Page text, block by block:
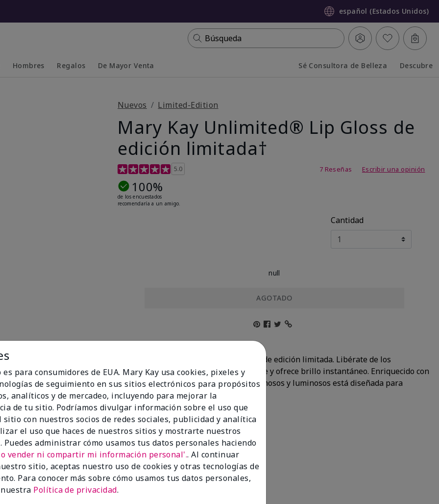
español (Estados Unidos)
Búsqueda
Hombres Regalos De Mayor Venta Sé Consultora de Belleza Descubre
Nuevos Limited-Edition
Mary Kay Unlimited® Lip Gloss de
edición limitada†
Calificación de clientes de 5 de 5
5.0 7 Reseñas Escribir una opinión
100%
de los encuestados
recomendaría a un amigo.
Cantidad
null
AGOTADO
con nuevos tonos! Lleva tu brillo al siguiente nivel con tres tonos de edición limitada. Libérate de los
con un brillo de última generación que se desliza suavemente y ofrece brillo instantáneo. Enriquecido con
E, esta fórmula humectante en tonos deslumbrantes con acabados cremosos y luminosos está diseñada para
tono de piel, estado de ánimo y ocasión.
con vitaminas C y E
cada tono de piel y ocasión
por dermatólogos
para irritación y alergias en la piel
agotar existencias.
al menudeo.
es para consumidores de EUA. Mary Kay usa cookies, pixeles y
de seguimiento en sus sitios electrónicos para propósitos
analíticos y de mercadeo, incluyendo para mejorar la
de tu sitio. Podríamos divulgar información sobre el uso que
sitio con nuestros socios de redes sociales, publicidad y analítica
el uso que haces de nuestros sitios y mostrarte nuestros
Puedes administrar cómo usamos tus datos personales haciendo
vender ni compartir mi información personal'.. Al continuar
sitio, aceptas nuestro uso de cookies y otras tecnologías de
Para conocer más sobre cómo usamos tus datos personales,
Política de privacidad.